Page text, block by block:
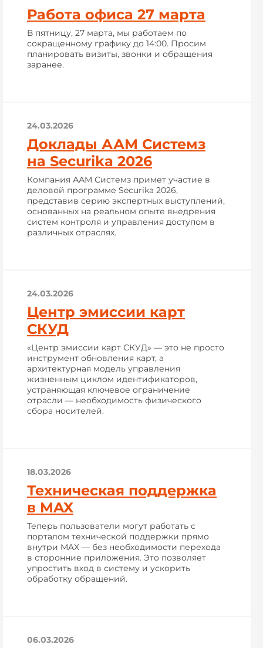
Работа офиса 27 марта
В пятницу, 27 марта, мы работаем по
сокращенному графику до 14:00. Просим
планировать визиты, звонки и обращения
заранее.
24.03.2026
Доклады ААМ Системз
на Securika 2026
Компания ААМ Системз примет участие в
деловой программе Securika 2026,
представив серию экспертных выступлений,
основанных на реальном опыте внедрения
систем контроля и управления доступом в
различных отраслях.
24.03.2026
Центр эмиссии карт
СКУД
«Центр эмиссии карт СКУД» — это не просто
инструмент обновления карт, а
архитектурная модель управления
жизненным циклом идентификаторов,
устраняющая ключевое ограничение
отрасли — необходимость физического
сбора носителей.
18.03.2026
Техническая поддержка
в MAX
Теперь пользователи могут работать с
порталом технической поддержки прямо
внутри MAX — без необходимости перехода
в сторонние приложения. Это позволяет
упростить вход в систему и ускорить
обработку обращений.
06.03.2026